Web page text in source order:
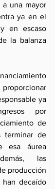
una mayor
ya en el
en escaso
la balanza
ya
por
de
terminar de
esa áurea
las
producción
decaído